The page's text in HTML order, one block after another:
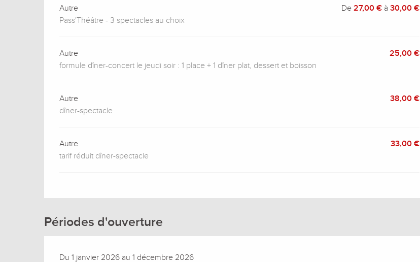
Autre
Pass'Théâtre - 3 spectacles au choix
De27,00 € à30,00 €
Autre
formule dîner-concert le jeudi soir : 1 place + 1 dîner plat, dessert et boisson
25,00 €
Autre
dîner-spectacle
38,00 €
Autre
tarif réduit dîner-spectacle
33,00 €
Périodes d'ouverture
Du 1 janvier 2026 au 1 décembre 2026